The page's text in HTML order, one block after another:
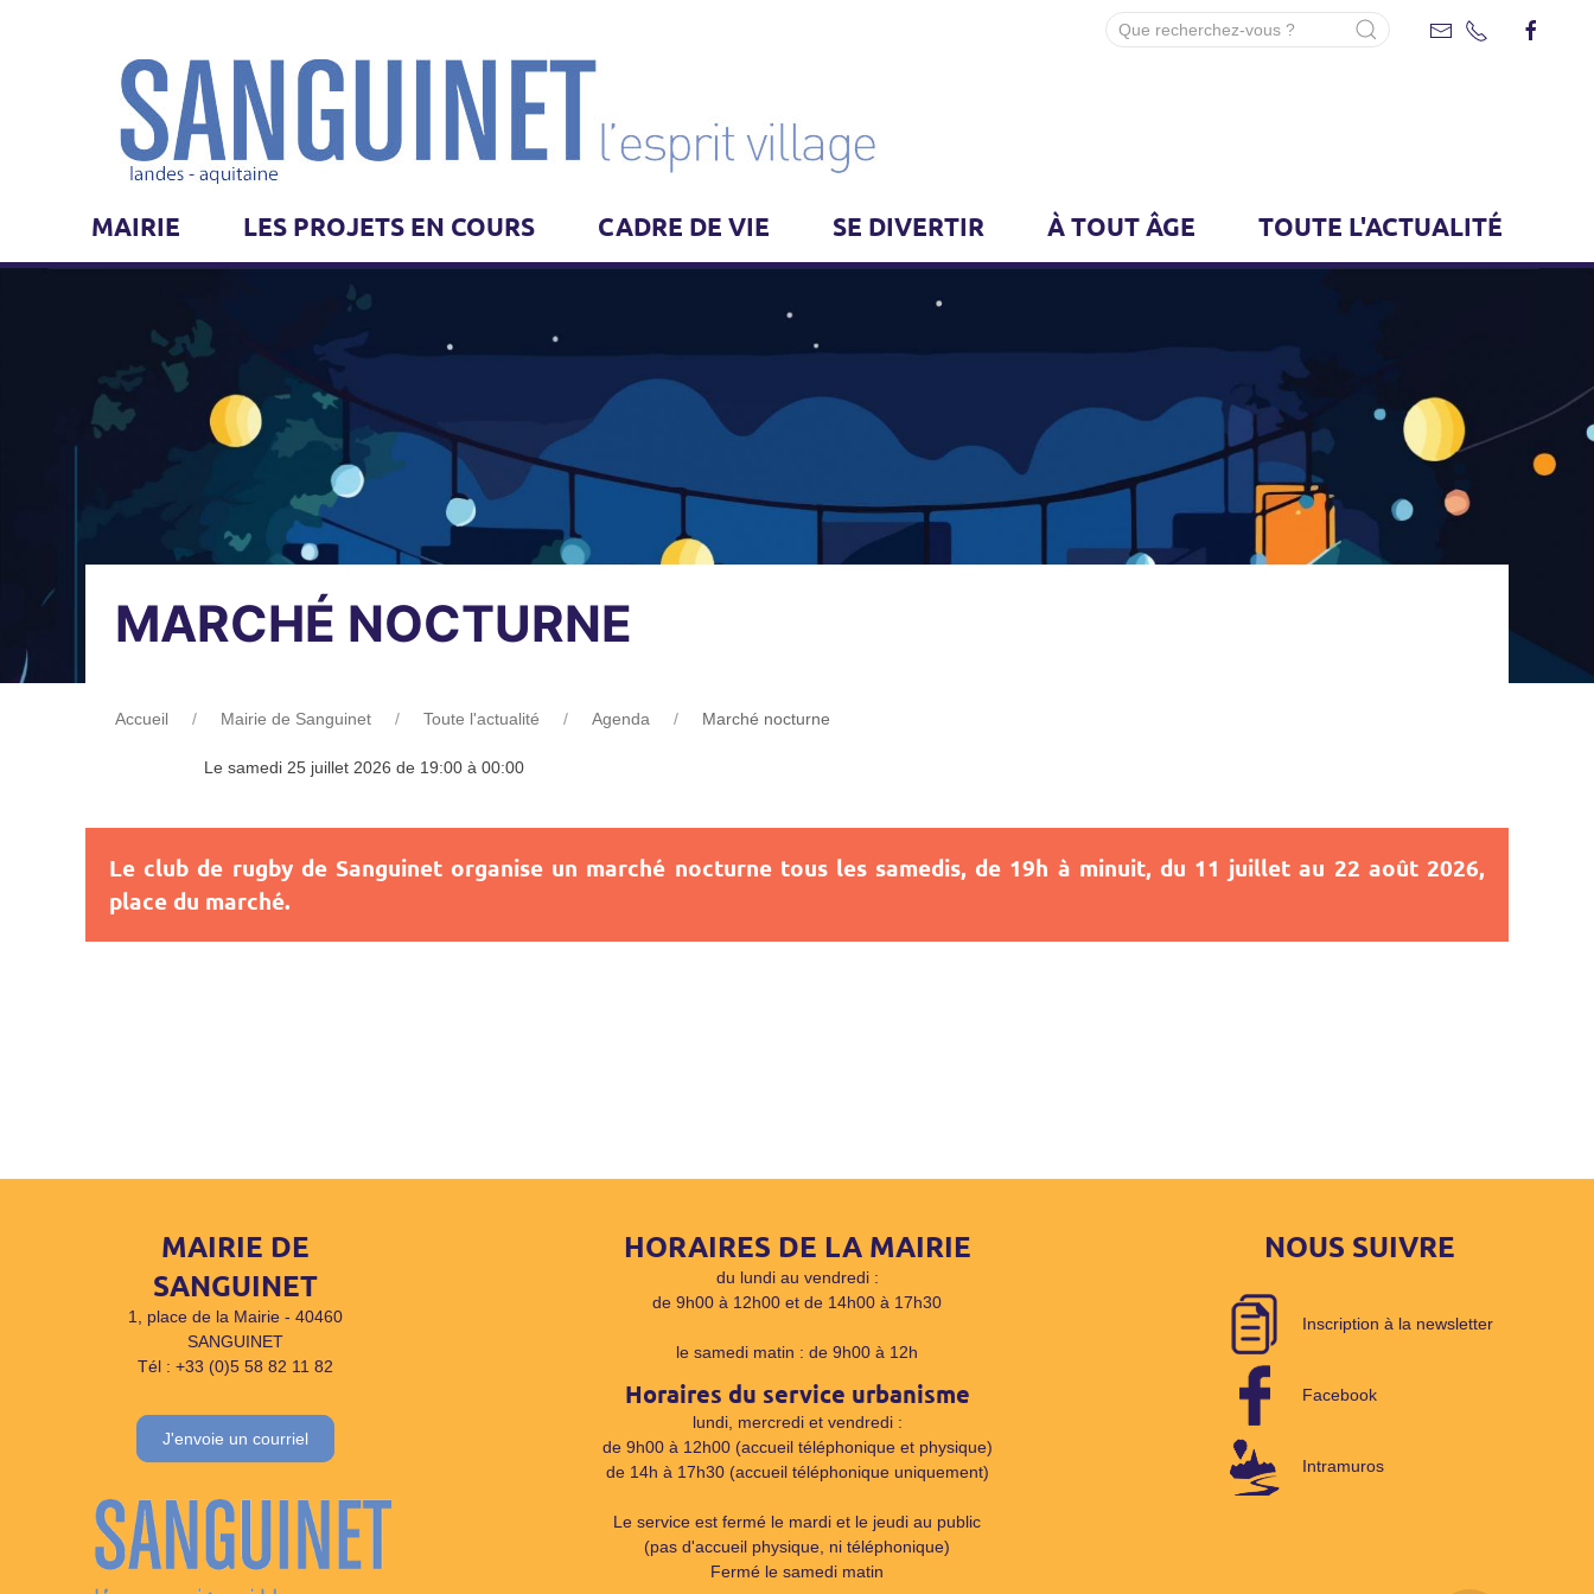
MAIRIE LES PROJETS EN COURS CADRE DE VIE SE DIVERTIR À TOUT ÂGE TOUTE L'ACTUALITÉ
MARCHÉ NOCTURNE
Accueil Mairie de Sanguinet Toute l'actualité Agenda Marché nocturne
Le samedi 25 juillet 2026 de 19:00 à 00:00
Le club de rugby de Sanguinet organise un marché nocturne tous les samedis, de 19h à minuit, du 11 juillet au 22 août 2026,
place du marché.
MAIRIE DE
SANGUINET
1, place de la Mairie - 40460
SANGUINET
Tél : +33 (0)5 58 82 11 82
J'envoie un courriel
HORAIRES DE LA MAIRIE
du lundi au vendredi :
de 9h00 à 12h00 et de 14h00 à 17h30
le samedi matin : de 9h00 à 12h
Horaires du service urbanisme
lundi, mercredi et vendredi :
de 9h00 à 12h00 (accueil téléphonique et physique)
de 14h à 17h30 (accueil téléphonique uniquement)
Le service est fermé le mardi et le jeudi au public
(pas d'accueil physique, ni téléphonique)
Fermé le samedi matin
NOUS SUIVRE
Inscription à la newsletter
Facebook
Intramuros